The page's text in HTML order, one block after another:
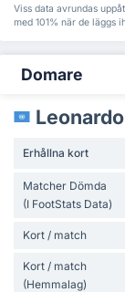
Viss data avrundas
med 101% när de läggs
Domare
Erhållna kort
Matcher Dömda
(I FootStats Data)
Kort / match
Kort / match
(Hemmalag)